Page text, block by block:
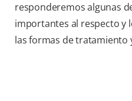
responderemos algunas
importantes al respecto y
las formas de tratamiento